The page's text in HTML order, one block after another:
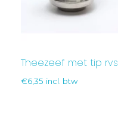
Theezeef met tip rvs
€6,35 incl. btw